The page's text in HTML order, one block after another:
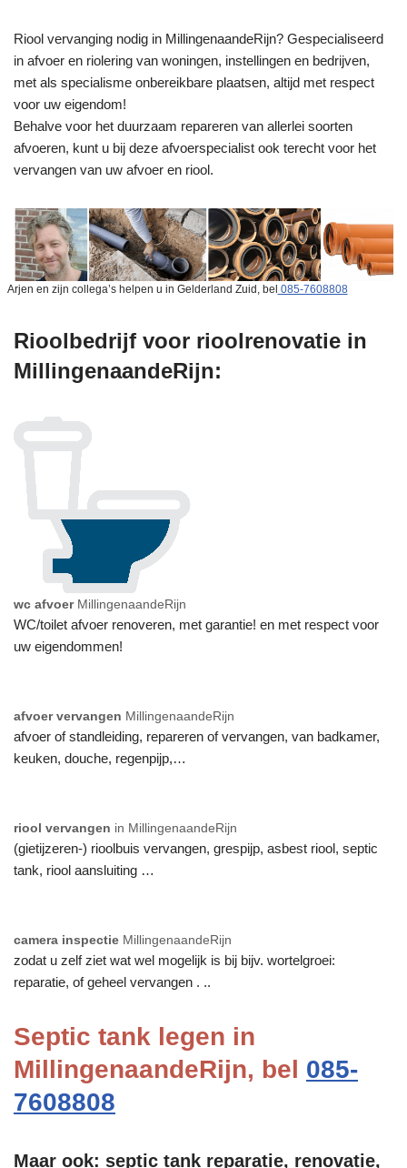
Riool vervanging nodig in MillingenaandeRijn? Gespecialiseerd
in afvoer en riolering van woningen, instellingen en bedrijven,
met als specialisme onbereikbare plaatsen, altijd met respect
voor uw eigendom!
Behalve voor het duurzaam repareren van allerlei soorten
afvoeren, kunt u bij deze afvoerspecialist ook terecht voor het
vervangen van uw afvoer en riool.
Arjen en zijn collega’s helpen u in Gelderland Zuid, bel 085-7608808
Rioolbedrijf voor rioolrenovatie in
MillingenaandeRijn:
wc afvoer MillingenaandeRijn
WC/toilet afvoer renoveren, met garantie! en met respect voor
uw eigendommen!
afvoer vervangen MillingenaandeRijn
afvoer of standleiding, repareren of vervangen, van badkamer,
keuken, douche, regenpijp,…
riool vervangen in MillingenaandeRijn
(gietijzeren-) rioolbuis vervangen, grespijp, asbest riool, septic
tank, riool aansluiting …
camera inspectie MillingenaandeRijn
zodat u zelf ziet wat wel mogelijk is bij bijv. wortelgroei:
reparatie, of geheel vervangen . ..
Septic tank legen in
MillingenaandeRijn, bel 085-
7608808
Maar ook: septic tank reparatie, renovatie,